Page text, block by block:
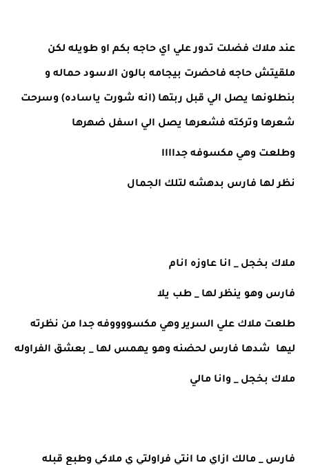
شعرها وتركته فشعرها يصل الي اسفل ضهرها
وطلعت وهي مكسوفه جداااا
نظر لها فارس بدهشه لتلك الجمال
ملاك بخجل _ انا عاوزه انام
فارس وهو ينظر لها _ طب يلا
ليها  شدها فارس لحضنه وهو يهمس لها _ بعشق الفراوله
ملاك بخجل _ وانا مالي